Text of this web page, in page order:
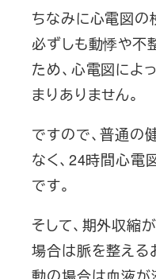
ちなみに心電図の
必ずしも動悸や不
ため、心電図によ
まりありません。
ですので、普通の
なく、24時間心電
です。
そして、期外収縮
場合は脈を整える